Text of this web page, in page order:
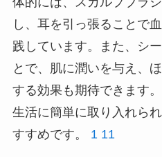
し、耳を引っ張ることで
践しています。また、シ
とで、肌に潤いを与え、
する効果も期待できます
生活に簡単に取り入れら
すすめです。 1 11